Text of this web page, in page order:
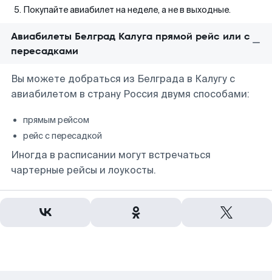
Покупайте авиабилет на неделе, а не в выходные.
Авиабилеты Белград Калуга прямой рейс или с
пересадками
Вы можете добраться из Белграда в Калугу с
авиабилетом в страну Россия двумя способами:
прямым рейсом
рейс с пересадкой
Иногда в расписании могут встречаться
чартерные рейсы и лоукосты.